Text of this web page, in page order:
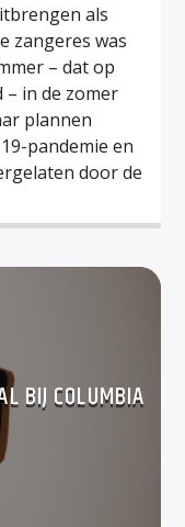
als
zangeres was
– dat op
– in de zomer
plannen
pandemie en
door de
BIJ COLUMBIA